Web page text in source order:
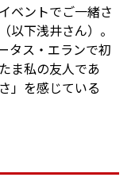
ベントでご一緒さ
以下浅井さん）。
タス・エランで初
ま私の友人であ
」を感じている